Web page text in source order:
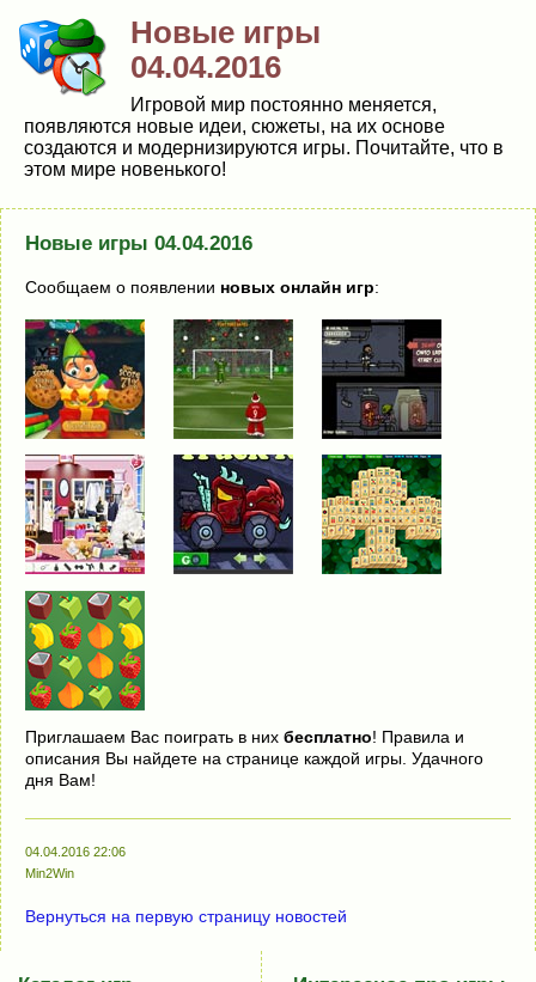
Новые игры
04.04.2016
Игровой мир постоянно меняется,
появляются новые идеи, сюжеты, на их основе
создаются и модернизируются игры. Почитайте, что в
этом мире новенького!
Новые игры 04.04.2016
Сообщаем о появлении новых онлайн игр:
Приглашаем Вас поиграть в них бесплатно! Правила и
описания Вы найдете на странице каждой игры. Удачного
дня Вам!
04.04.2016 22:06
Min2Win
Вернуться на первую страницу новостей